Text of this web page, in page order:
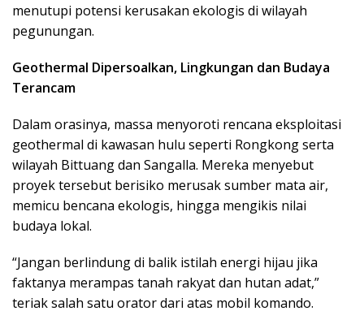
menutupi potensi kerusakan ekologis di wilayah
pegunungan.
Geothermal Dipersoalkan, Lingkungan dan Budaya
Terancam
Dalam orasinya, massa menyoroti rencana eksploitasi
geothermal di kawasan hulu seperti Rongkong serta
wilayah Bittuang dan Sangalla. Mereka menyebut
proyek tersebut berisiko merusak sumber mata air,
memicu bencana ekologis, hingga mengikis nilai
budaya lokal.
“Jangan berlindung di balik istilah energi hijau jika
faktanya merampas tanah rakyat dan hutan adat,”
teriak salah satu orator dari atas mobil komando.